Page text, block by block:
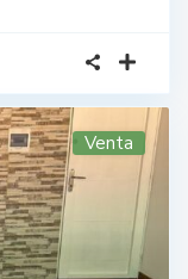
Venta